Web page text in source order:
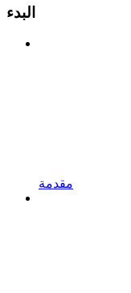
البدء
مقدمة